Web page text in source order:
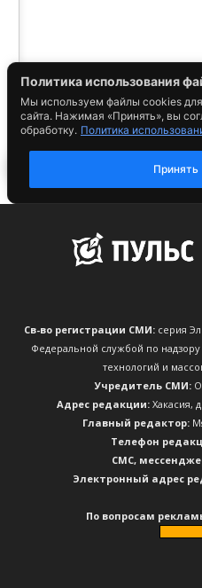
Св-во регистрации СМИ:серия Эл
Федеральной службой по
технологий и
Учредитель СМИ:
Адрес редакции:Хакасия,
Главный редактор:
Телефон
CМС,
Электронный адрес
По вопросам